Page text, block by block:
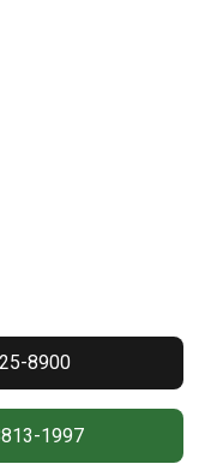
8900
1997